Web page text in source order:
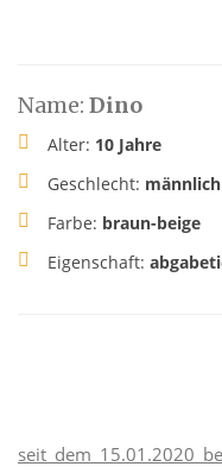
Name: Dino
Alter: 10 Jahre
Geschlecht: männlich
Farbe: braun-beige
Eigenschaft:
seit dem 15.01.2020